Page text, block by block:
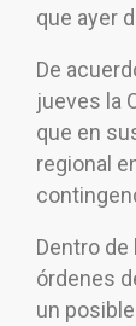
que ayer
De
jueves la
que en
regional
Dentro
órdenes
un